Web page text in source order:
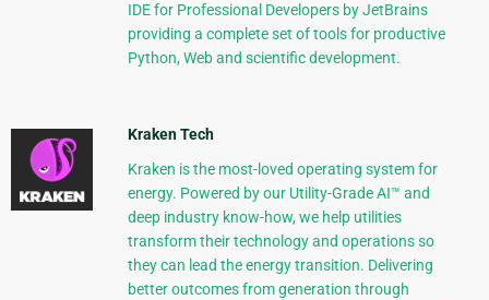
IDE for Professional Developers by JetBrains
providing a complete set of tools for productive
Python, Web and scientific development.
Kraken Tech
Kraken is the most-loved operating system for
energy. Powered by our Utility-Grade AI™ and
deep industry know-how, we help utilities
transform their technology and operations so
they can lead the energy transition. Delivering
better outcomes from generation through